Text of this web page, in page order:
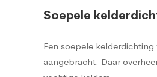
Soepele
Een soepele
aangebracht. Daar